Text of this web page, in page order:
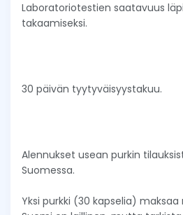
Laboratoriotestien saatavuus
takaamiseksi.
30 päivän tyytyväisyystakuu.
Alennukset usean purkin
Suomessa.
Yksi purkki (30 kapselia)